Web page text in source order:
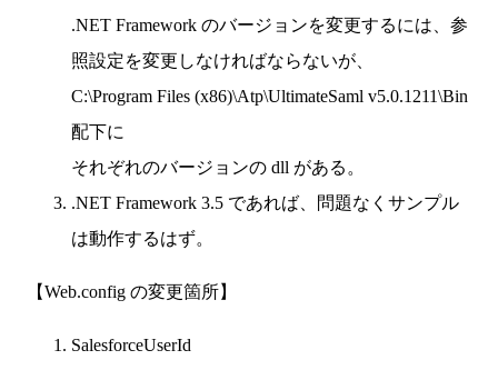
.NET Framework のバージョンを変更するには、参
照設定を変更しなければならないが、
C:\Program Files (x86)\Atp\UltimateSaml v5.0.1211\Bin
配下に
それぞれのバージョンの dll がある。
.NET Framework 3.5 であれば、問題なくサンプル
は動作するはず。
【Web.config の変更箇所】
SalesforceUserId